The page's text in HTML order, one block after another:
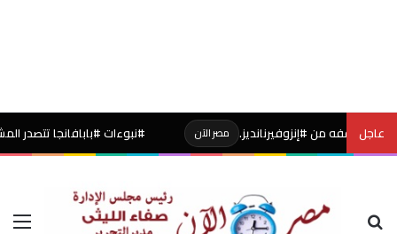
عاجل مصر الآن #نبوءات #بابافانجا تتصدر المشهد من
بحث عن